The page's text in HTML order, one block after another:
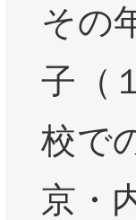
その
子（
校で
京・